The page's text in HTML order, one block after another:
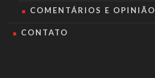
COMENTÁRIOS E OPINIÃO
CONTATO